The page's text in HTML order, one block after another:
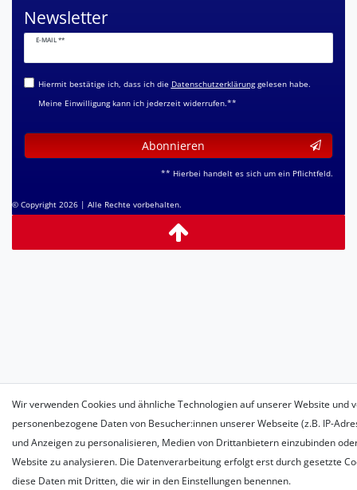
Newsletter
E-MAIL **
Newsletter
Honig
Hiermit bestätige ich, dass ich die Daten­schutz­erklärunggelesen habe.
Meine Einwilligung kann ich jederzeit widerrufen.**
Abonnieren
** Hierbei handelt es sich um ein Pflichtfeld.
© Copyright 2026 | Alle Rechte vorbehalten.
Wir verwenden Cookies und ähnliche Technologien auf unserer Website und
personenbezogene Daten von Besucher:innen unserer Webseite (z.B. IP-
und Anzeigen zu personalisieren, Medien von Drittanbietern einzubinden
Website zu analysieren. Die Datenverarbeitung erfolgt erst durch gesetzte
diese Daten mit Dritten, die wir in den Einstellungen benennen.